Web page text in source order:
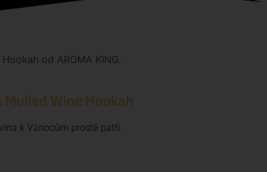
od AROMA KING.
Wine Hookah
k Vánocům prostě patří.